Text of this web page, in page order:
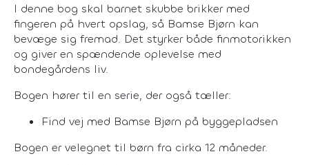
I denne bog skal barnet skubbe brikker med
fingeren på hvert opslag, så Bamse Bjørn kan
bevæge sig fremad. Det styrker både finmotorikken
og giver en spændende oplevelse med
bondegårdens liv.
Bogen hører til en serie, der også tæller:
Find vej med Bamse Bjørn på byggepladsen
Bogen er velegnet til børn fra cirka 12 måneder.